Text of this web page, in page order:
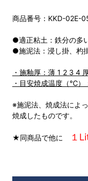
商品番号：KKD-02E-
●適正粘土：鉄分の多
●施泥法：浸し掛、杓
・施釉厚：薄 1 2 3 4
・目安焼成温度（℃）
※施泥法、焼成法によ
焼成したものです。
★同商品で他に １